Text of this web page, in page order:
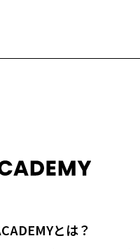
とは？